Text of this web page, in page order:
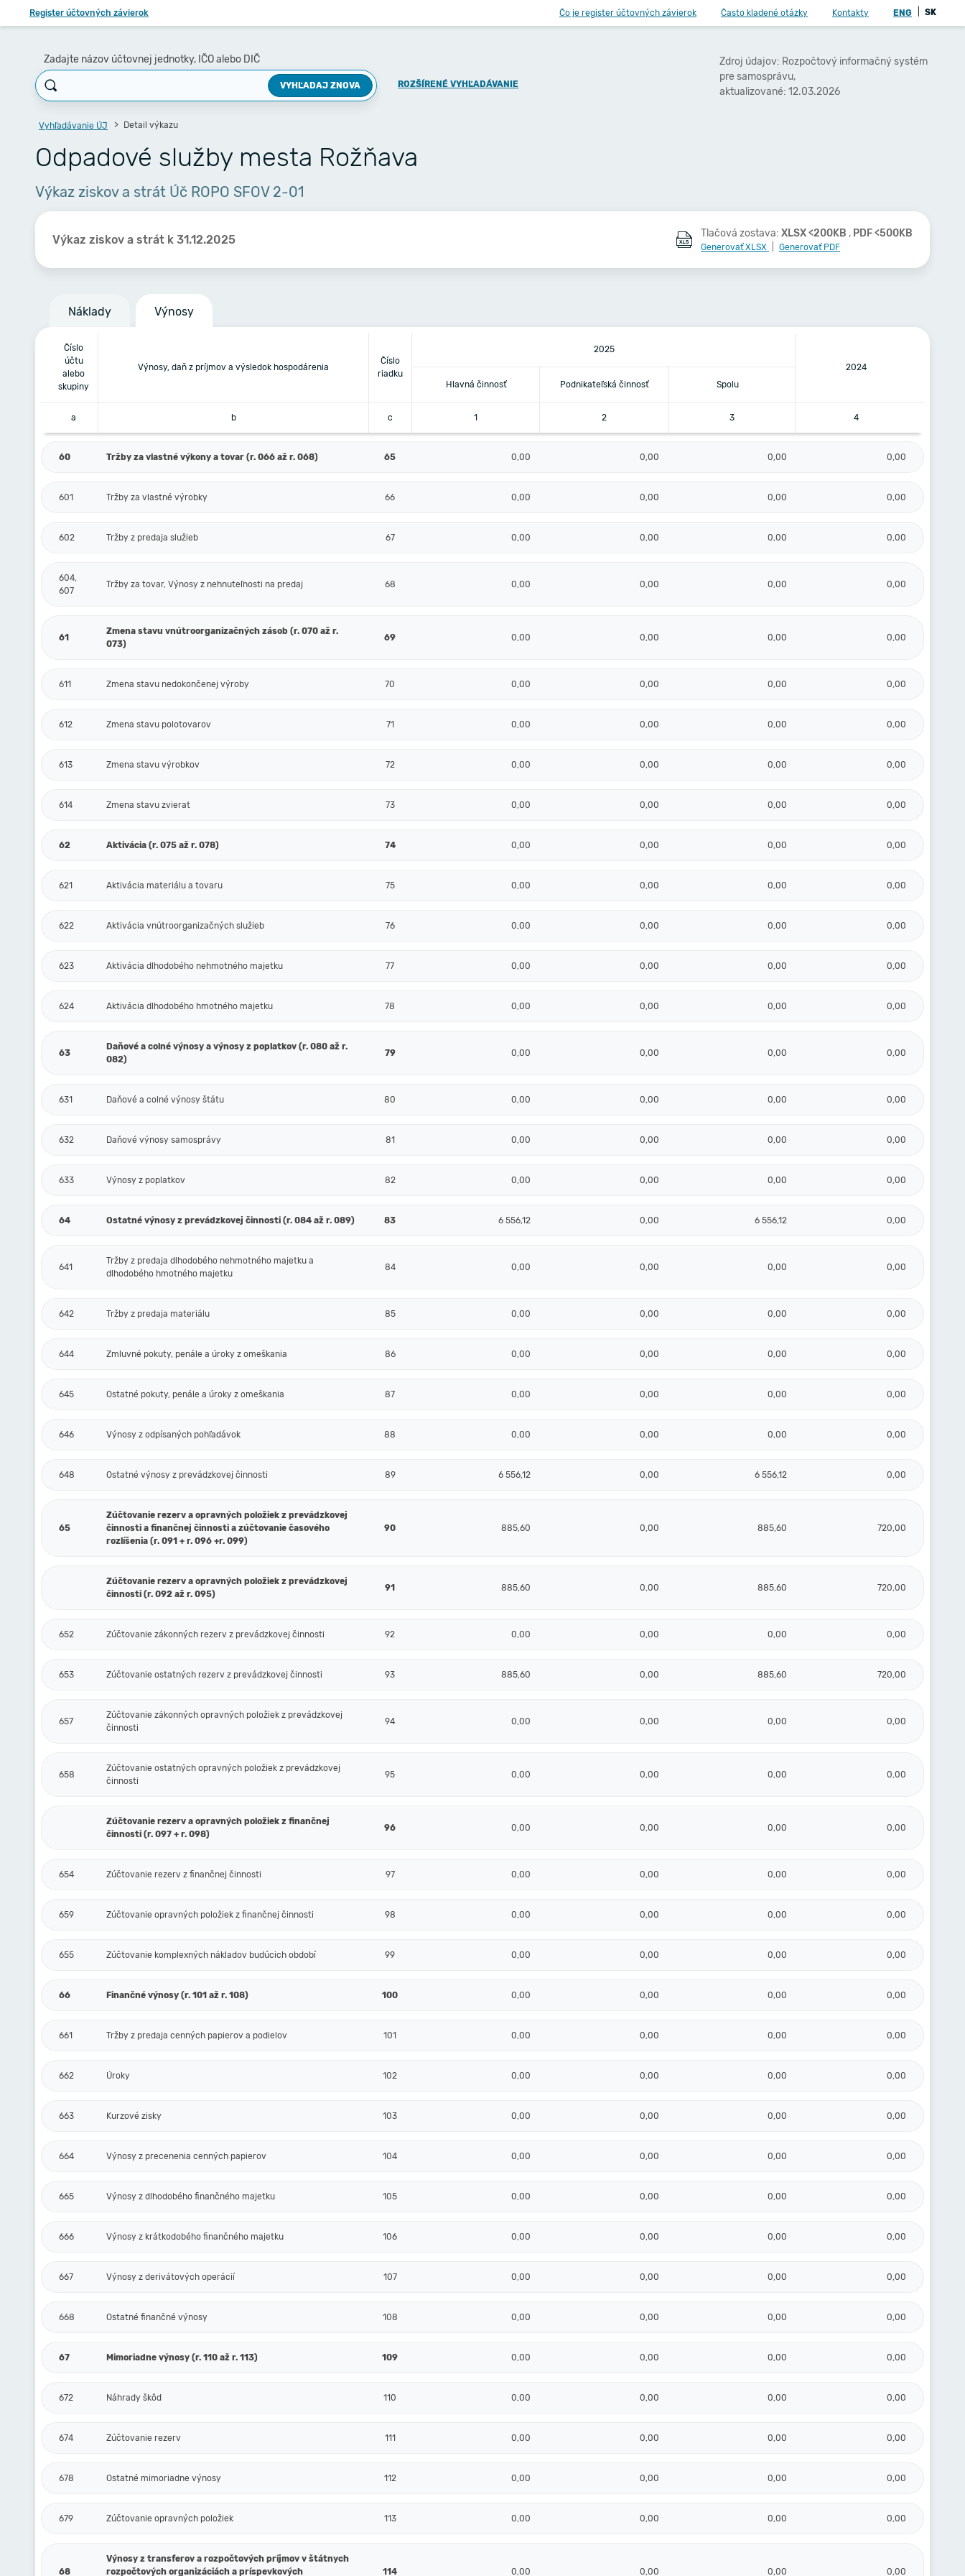
Register účtovných závierok Čo je register účtovných závierok Často kladené otázky Kontakty ENG SK
Zadajte názov účtovnej jednotky, IČO alebo DIČ
VYHĽADAJ ZNOVA ROZŠÍRENÉ VYHĽADÁVANIE
Zdroj údajov: Rozpočtový informačný systém
pre samosprávu,
aktualizované: 12.03.2026
Vyhľadávanie ÚJ Detail výkazu
Odpadové služby mesta Rožňava
Výkaz ziskov a strát Úč ROPO SFOV 2-01
Výkaz ziskov a strát k 31.12.2025 Tlačová zostava: XLSX <200KB , PDF <500KB
Generovať XLSX Generovať PDF
Náklady Výnosy
Číslo
účtu
alebo
skupiny
Výnosy, daň z príjmov a výsledok hospodárenia
Číslo
riadku
2025
2024
Hlavná činnosť
Podnikateľská činnosť Spolu
a b c 1 2 3 4
60 Tržby za vlastné výkony a tovar (r. 066 až r. 068) 65 0,00 0,00 0,00 0,00
601 Tržby za vlastné výrobky 66 0,00 0,00 0,00 0,00
602 Tržby z predaja služieb 67 0,00 0,00 0,00 0,00
604,
607
Tržby za tovar, Výnosy z nehnuteľnosti na predaj 68 0,00 0,00 0,00 0,00
61
Zmena stavu vnútroorganizačných zásob (r. 070 až r.
073)
69 0,00 0,00 0,00 0,00
611 Zmena stavu nedokončenej výroby 70 0,00 0,00 0,00 0,00
612 Zmena stavu polotovarov 71 0,00 0,00 0,00 0,00
613 Zmena stavu výrobkov 72 0,00 0,00 0,00 0,00
614 Zmena stavu zvierat 73 0,00 0,00 0,00 0,00
62 Aktivácia (r. 075 až r. 078) 74 0,00 0,00 0,00 0,00
621 Aktivácia materiálu a tovaru 75 0,00 0,00 0,00 0,00
622 Aktivácia vnútroorganizačných služieb 76 0,00 0,00 0,00 0,00
623 Aktivácia dlhodobého nehmotného majetku 77 0,00 0,00 0,00 0,00
624 Aktivácia dlhodobého hmotného majetku 78 0,00 0,00 0,00 0,00
63
Daňové a colné výnosy a výnosy z poplatkov (r. 080 až r.
082)
79 0,00 0,00 0,00 0,00
631 Daňové a colné výnosy štátu 80 0,00 0,00 0,00 0,00
632 Daňové výnosy samosprávy 81 0,00 0,00 0,00 0,00
633 Výnosy z poplatkov 82 0,00 0,00 0,00 0,00
64 Ostatné výnosy z prevádzkovej činnosti (r. 084 až r. 089) 83 6 556,12 0,00 6 556,12 0,00
641
Tržby z predaja dlhodobého nehmotného majetku a
dlhodobého hmotného majetku
84 0,00 0,00 0,00 0,00
642 Tržby z predaja materiálu 85 0,00 0,00 0,00 0,00
644 Zmluvné pokuty, penále a úroky z omeškania 86 0,00 0,00 0,00 0,00
645 Ostatné pokuty, penále a úroky z omeškania 87 0,00 0,00 0,00 0,00
646 Výnosy z odpísaných pohľadávok 88 0,00 0,00 0,00 0,00
648 Ostatné výnosy z prevádzkovej činnosti 89 6 556,12 0,00 6 556,12 0,00
65
Zúčtovanie rezerv a opravných položiek z prevádzkovej
činnosti a finančnej činnosti a zúčtovanie časového
rozlíšenia (r. 091 + r. 096 +r. 099)
90 885,60 0,00 885,60 720,00
Zúčtovanie rezerv a opravných položiek z prevádzkovej
činnosti (r. 092 až r. 095)
91 885,60 0,00 885,60 720,00
652 Zúčtovanie zákonných rezerv z prevádzkovej činnosti 92 0,00 0,00 0,00 0,00
653 Zúčtovanie ostatných rezerv z prevádzkovej činnosti 93 885,60 0,00 885,60 720,00
657
Zúčtovanie zákonných opravných položiek z prevádzkovej
činnosti
94 0,00 0,00 0,00 0,00
658
Zúčtovanie ostatných opravných položiek z prevádzkovej
činnosti
95 0,00 0,00 0,00 0,00
Zúčtovanie rezerv a opravných položiek z finančnej
činnosti (r. 097 + r. 098)
96 0,00 0,00 0,00 0,00
654 Zúčtovanie rezerv z finančnej činnosti 97 0,00 0,00 0,00 0,00
659 Zúčtovanie opravných položiek z finančnej činnosti 98 0,00 0,00 0,00 0,00
655 Zúčtovanie komplexných nákladov budúcich období 99 0,00 0,00 0,00 0,00
66 Finančné výnosy (r. 101 až r. 108) 100 0,00 0,00 0,00 0,00
661 Tržby z predaja cenných papierov a podielov 101 0,00 0,00 0,00 0,00
662 Úroky 102 0,00 0,00 0,00 0,00
663 Kurzové zisky 103 0,00 0,00 0,00 0,00
664 Výnosy z precenenia cenných papierov 104 0,00 0,00 0,00 0,00
665 Výnosy z dlhodobého finančného majetku 105 0,00 0,00 0,00 0,00
666 Výnosy z krátkodobého finančného majetku 106 0,00 0,00 0,00 0,00
667 Výnosy z derivátových operácií 107 0,00 0,00 0,00 0,00
668 Ostatné finančné výnosy 108 0,00 0,00 0,00 0,00
67 Mimoriadne výnosy (r. 110 až r. 113) 109 0,00 0,00 0,00 0,00
672 Náhrady škôd 110 0,00 0,00 0,00 0,00
674 Zúčtovanie rezerv 111 0,00 0,00 0,00 0,00
678 Ostatné mimoriadne výnosy 112 0,00 0,00 0,00 0,00
679 Zúčtovanie opravných položiek 113 0,00 0,00 0,00 0,00
68
Výnosy z transferov a rozpočtových príjmov v štátnych
rozpočtových organizáciách a príspevkových
114 0,00 0,00 0,00 0,00